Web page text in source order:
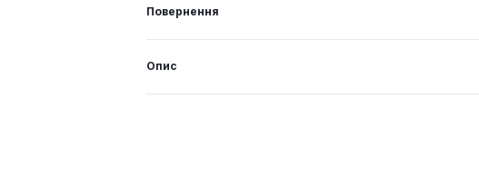
Повернення
Опис